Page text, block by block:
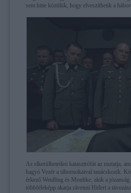
sem hitte közülük, hogy elveszíthetik a
Az elkerülhetetlen katasztrófát az mutatja,
hagyó Vezér a tábornokaival tanácskozik.
érkező Weidling és Monhke, akik a
többféleképp akarja rávenni Hitlert a